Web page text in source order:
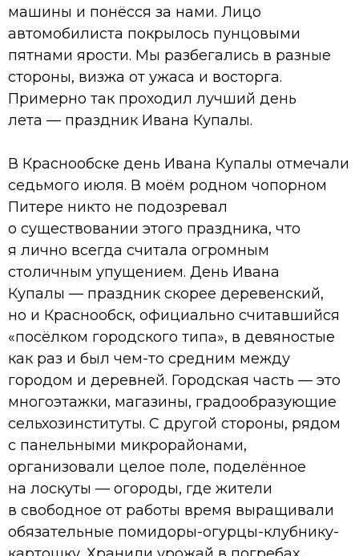
машины и понёсся за нами. Лицо
автомобилиста покрылось пунцовыми
пятнами ярости. Мы разбегались в разные
стороны, визжа от ужаса и восторга.
Примерно так проходил лучший день
лета — праздник Ивана Купалы.
В Краснообске день Ивана Купалы отмечали
седьмого июля. В моём родном чопорном
Питере никто не подозревал
о существовании этого праздника, что
я лично всегда считала огромным
столичным упущением. День Ивана
Купалы — праздник скорее деревенский,
но и Краснообск, официально считавшийся
«посёлком городского типа», в девяностые
как раз и был чем-то средним между
городом и деревней. Городская часть — это
многоэтажки, магазины, градообразующие
сельхозинституты. С другой стороны, рядом
с панельными микрорайонами,
организовали целое поле, поделённое
на лоскуты — огороды, где жители
в свободное от работы время выращивали
обязательные помидоры-огурцы-клубнику-